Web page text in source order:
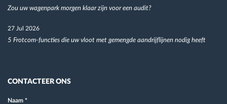
Zou uw wagenpark morgen klaar zijn voor een audit?
27 Jul 2026
5 Frotcom-functies die uw vloot met gemengde aandrijflijnen nodig heeft
CONTACTEER ONS
Naam *